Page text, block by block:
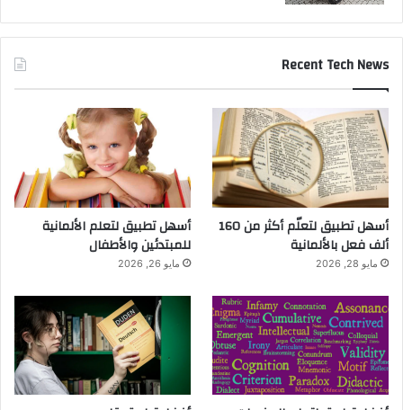
Recent Tech News
أسهل تطبيق لتعلّم أكثر من 160
ألف فعل بالألمانية
مايو 28, 2026
أسهل تطبيق لتعلم الألمانية
للمبتدئين والأطفال
مايو 26, 2026